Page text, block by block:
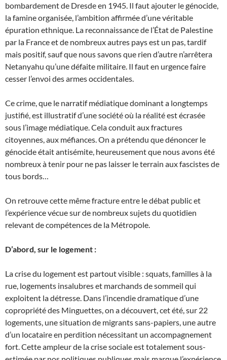
bombardement de Dresde en 1945. Il faut ajouter le génocide,
la famine organisée, l’ambition affirmée d’une véritable
épuration ethnique. La reconnaissance de l’État de Palestine
par la France et de nombreux autres pays est un pas, tardif
mais positif, sauf que nous savons que rien d’autre n’arrêtera
Netanyahu qu’une défaite militaire. Il faut en urgence faire
cesser l’envoi des armes occidentales.
Ce crime, que le narratif médiatique dominant a longtemps
justifié, est illustratif d’une société où la réalité est écrasée
sous l’image médiatique. Cela conduit aux fractures
citoyennes, aux méfiances. On a prétendu que dénoncer le
génocide était antisémite, heureusement que nous avons été
nombreux à tenir pour ne pas laisser le terrain aux fascistes de
tous bords…
On retrouve cette même fracture entre le débat public et
l’expérience vécue sur de nombreux sujets du quotidien
relevant de compétences de la Métropole.
D’abord, sur le logement :
La crise du logement est partout visible : squats, familles à la
rue, logements insalubres et marchands de sommeil qui
exploitent la détresse. Dans l’incendie dramatique d’une
copropriété des Minguettes, on a découvert, cet été, sur 22
logements, une situation de migrants sans-papiers, une autre
d’un locataire en perdition nécessitant un accompagnement
fort. Cette ampleur de la crise sociale est totalement sous-